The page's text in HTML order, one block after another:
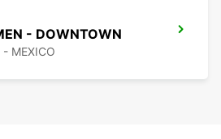
- DOWNTOWN
- MEXICO